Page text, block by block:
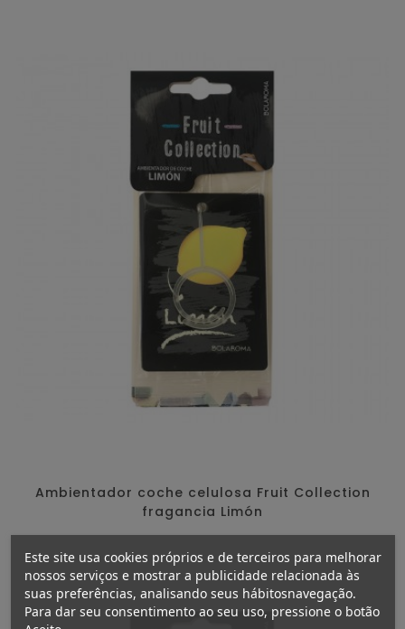
Este site usa cookies próprios e de terceiros para melhorar
nossos serviços e mostrar a publicidade relacionada às
suas preferências, analisando seus hábitosnavegação.
Para dar seu consentimento ao seu uso, pressione o botão
Ambientador coche celulosa Fruit Collection
fragancia Limón